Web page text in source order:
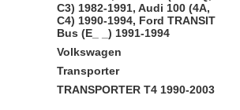
C3) 1982-1991, Audi 100 (4A,
C4) 1990-1994, Ford TRANSIT
Bus (E_ _) 1991-1994
Volkswagen
Transporter
TRANSPORTER T4 1990-2003